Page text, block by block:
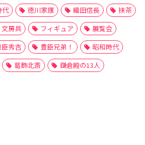
代 徳川家康 織田信長
抹茶
文房具 フィギュア
展覧会
臣秀吉 豊臣兄弟！
昭和時代
葛飾北斎 鎌倉殿の13人